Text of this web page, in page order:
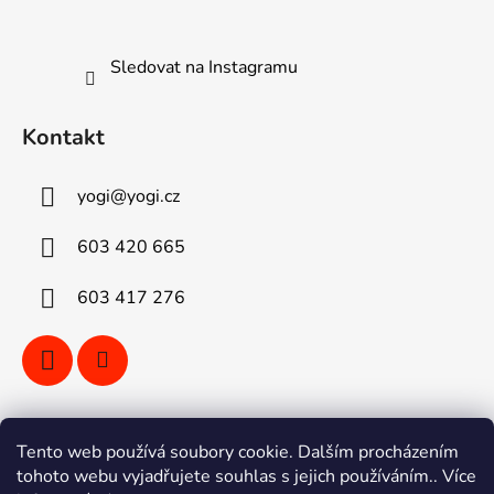
Tento web používá soubory cookie. Dalším procházením
tohoto webu vyjadřujete souhlas s jejich používáním.. Více
Sledovat na Instagramu
Kontakt
yogi@yogi.cz
603 420 665
603 417 276
Vyhledávání